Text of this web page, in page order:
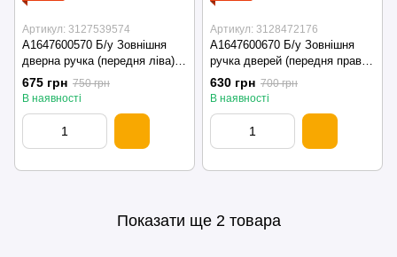
Артикул: 3127539574
A1647600570 Б/у Зовнішня
дверна ручка (передня ліва)
Mercedes GL 164 (350 crdi
4matis) Мерседес 2011-2012
675 грн 750 грн
В наявності
Артикул: 3128472176
A1647600670 Б/у Зовнішня
ручка дверей (передня права)
Mercedes GL 164 (350 crdi
4matis) Мерседес 2011-2012
630 грн 700 грн
В наявності
Показати ще 2 товара